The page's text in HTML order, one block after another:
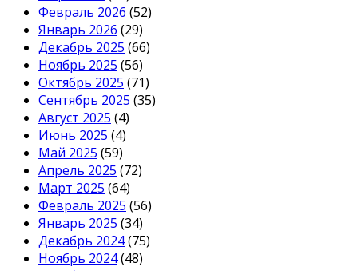
Февраль 2026 (52)
Январь 2026 (29)
Декабрь 2025 (66)
Ноябрь 2025 (56)
Октябрь 2025 (71)
Сентябрь 2025 (35)
Август 2025 (4)
Июнь 2025 (4)
Май 2025 (59)
Апрель 2025 (72)
Март 2025 (64)
Февраль 2025 (56)
Январь 2025 (34)
Декабрь 2024(75)
Ноябрь 2024(48)